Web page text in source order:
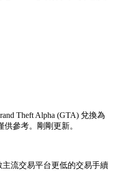
Theft Alpha (GTA) 兌換為
供參考。剛剛更新。
流交易平台更低的交易手續